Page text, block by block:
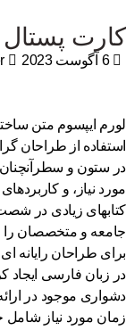
پستال
6 آگوست 2023
ایپسوم متن
از طراحان
ستون و سطرآنچنان
نیاز، و کاربردهای
زیادی در
و متخصصان را می
طراحان رایانه
زبان فارسی ایجاد
موجود در
مورد نیاز شامل